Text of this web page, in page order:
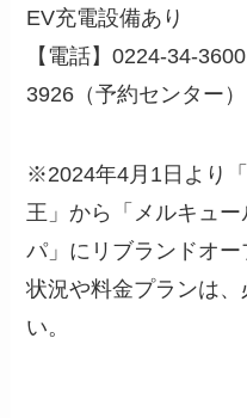
EV充電設備あり
【電話】0224-34-
3926（予約センター）
※2024年4月1日より
王」から「メルキュ
パ」にリブランドオ
状況や料金プランは、
い。